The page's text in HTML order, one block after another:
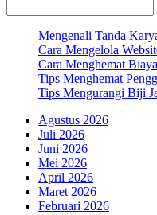
Mengenali Tanda
Cara Mengelola
Cara Menghemat
Tips Menghemat
Tips Mengurangi Biji
Agustus 2026
Juli 2026
Juni 2026
Mei 2026
April 2026
Maret 2026
Februari 2026